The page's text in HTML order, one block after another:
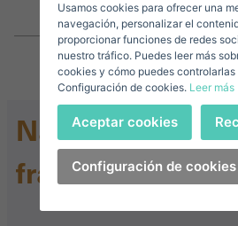
Nach
fragenIch akzeptiere dieBedingungen
Datenschutz
Anmelden
Haben Sie Ihr Passwort
Ich habe mein Passwort
Email*
Telefonnummer*
Spain
+34
+34
Passwort**
Spain
+34
+34
Usamos cookies para ofrecer una
navegación, personalizar el
proporcionar funciones de redes
nuestro tráfico. Puedes leer más
cookies y cómo puedes
Configuración de cookies. Leer más
Configuración de cookies
Aceptar cookies